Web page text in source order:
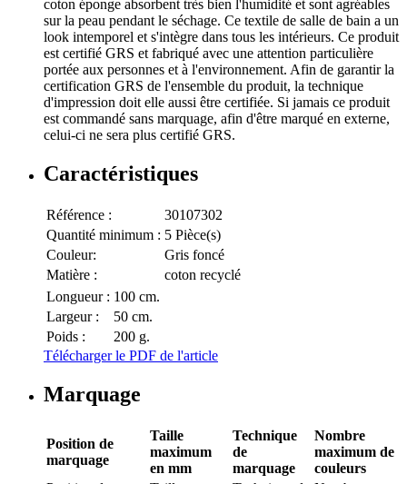
coton éponge absorbent très bien l'humidité et sont agréables
sur la peau pendant le séchage. Ce textile de salle de bain a un
look intemporel et s'intègre dans tous les intérieurs. Ce produit
est certifié GRS et fabriqué avec une attention particulière
portée aux personnes et à l'environnement. Afin de garantir la
certification GRS de l'ensemble du produit, la technique
d'impression doit elle aussi être certifiée. Si jamais ce produit
est commandé sans marquage, afin d'être marqué en externe,
celui-ci ne sera plus certifié GRS.
Caractéristiques
Référence :
30107302
Quantité minimum : 5 Pièce(s)
Couleur:
Gris foncé
Matière :
coton recyclé
Longueur : 100 cm.
Largeur :
50 cm.
Poids :
200 g.
Télécharger le PDF de l'article
Marquage
Position de
marquage
Taille
maximum
en mm
Technique
de
marquage
Nombre
maximum de
couleurs